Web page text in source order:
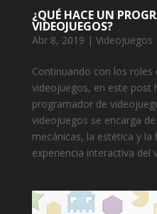
¿QUÉ HACE UN
VIDEOJUEGOS?
Abr 8, 2019 | Videojuegos
Continuando con los roles
videojuegos, en este post
programador de
videojuegos se encarga
mecánicas, la estética y
experiencia interactiva del